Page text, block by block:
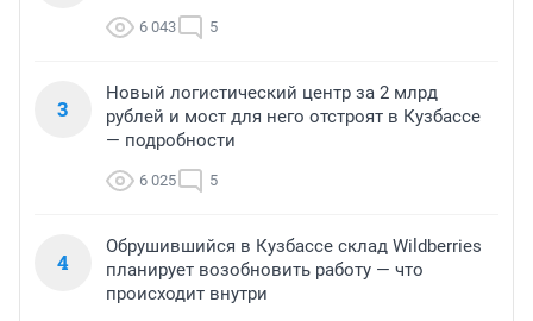
6 043 5
3
Новый логистический центр за 2 млрд
рублей и мост для него отстроят в Кузбассе
— подробности
6 025 5
4
Обрушившийся в Кузбассе склад Wildberries
планирует возобновить работу — что
происходит внутри